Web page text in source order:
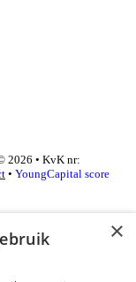
2026 • KvK nr:
• YoungCapital score
×